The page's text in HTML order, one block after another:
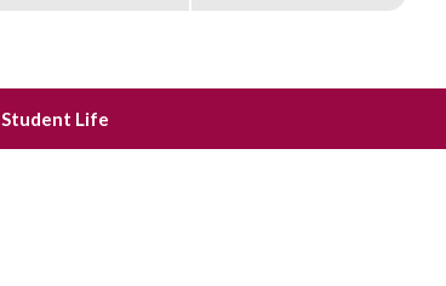
Student Life